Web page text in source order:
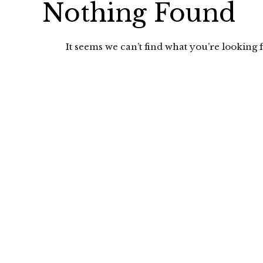
Nothing Found
It seems we can’t find what you’re looking